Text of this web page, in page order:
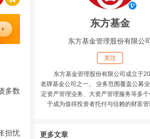
多数
担忧
东方基金
东方基金管理股份有限公司
关注
东方基金管理股份有限公司成立于
老牌基金公司之一。 业务范围覆盖公募
定资产管理业务、大资产管理服务等多
于成为值得投资者托付与信赖的财富管
更多文章